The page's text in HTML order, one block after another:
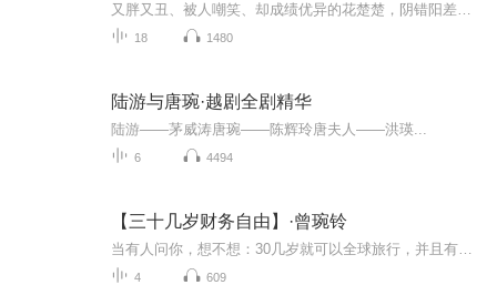
18 1480
陆游与唐琬·越剧全剧精华
陆游——茅威涛唐琬——陈辉玲唐夫人——洪瑛...
6 4494
【三十几岁财务自由】·曾琬铃
4 609